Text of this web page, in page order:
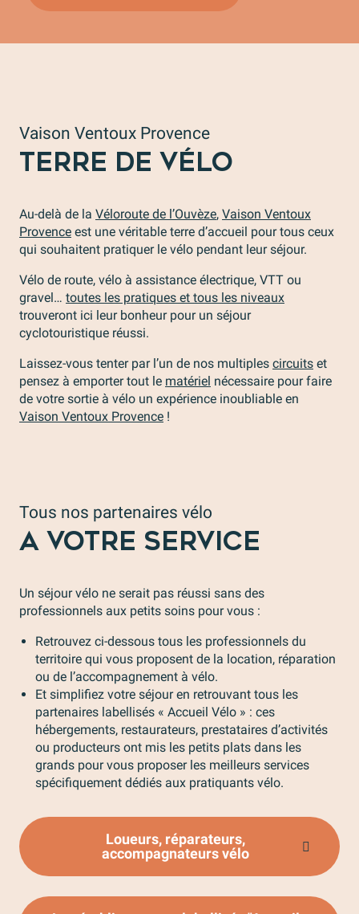
Vaison Ventoux Provence
TERRE DE VÉLO
Au-delà de la Véloroute de l’Ouvèze, Vaison Ventoux
Provence est une véritable terre d’accueil pour tous ceux
qui souhaitent pratiquer le vélo pendant leur séjour.
Vélo de route, vélo à assistance électrique, VTT ou
gravel… toutes les pratiques et tous les niveaux
trouveront ici leur bonheur pour un séjour
cyclotouristique réussi.
Laissez-vous tenter par l’un de nos multiples circuits et
pensez à emporter tout le matériel nécessaire pour faire
de votre sortie à vélo un expérience inoubliable en
Vaison Ventoux Provence !
Tous nos partenaires vélo
A VOTRE SERVICE
Un séjour vélo ne serait pas réussi sans des
professionnels aux petits soins pour vous :
Retrouvez ci-dessous tous les professionnels du
territoire qui vous proposent de la location, réparation
ou de l’accompagnement à vélo.
Et simplifiez votre séjour en retrouvant tous les
partenaires labellisés « Accueil Vélo » : ces
hébergements, restaurateurs, prestataires d’activités
ou producteurs ont mis les petits plats dans les
grands pour vous proposer les meilleurs services
spécifiquement dédiés aux pratiquants vélo.
Loueurs, réparateurs,
accompagnateurs vélo